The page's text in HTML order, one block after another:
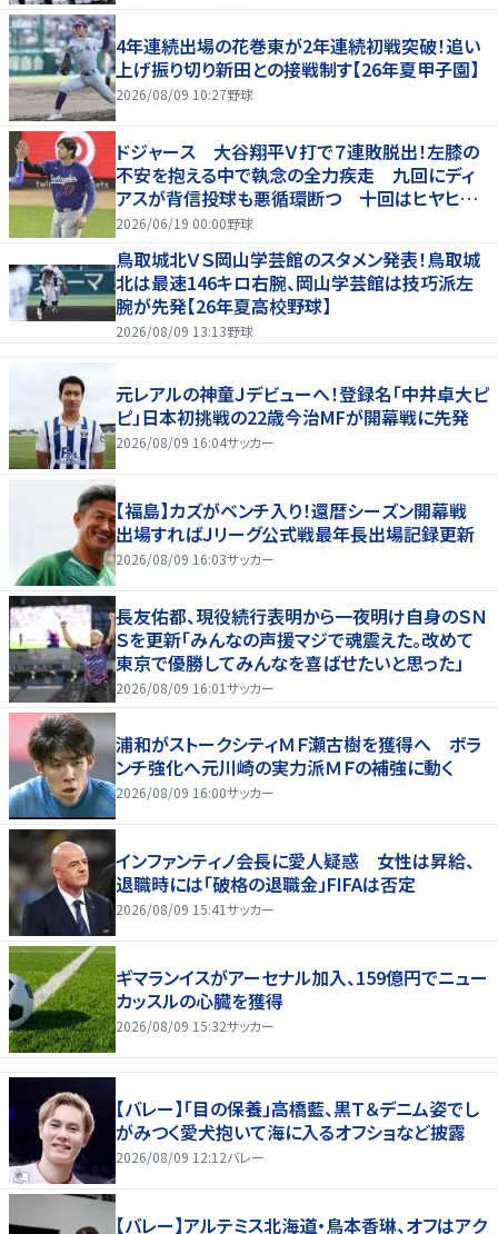
4年連続出場の花巻東が2年連続初戦突破！追い
上げ振り切り新田との接戦制す【26年夏甲子園】
2026/08/09 10:27野球
ドジャース 大谷翔平Ｖ打で７連敗脱出！左膝の
不安を抱える中で執念の全力疾走 九回にディ
アスが背信投球も悪循環断つ 十回はヒヤヒヤ
もリード守る
2026/06/19 00:00野球
鳥取城北ＶＳ岡山学芸館のスタメン発表！鳥取城
北は最速146キロ右腕、岡山学芸館は技巧派左
腕が先発【26年夏高校野球】
2026/08/09 13:13野球
元レアルの神童Ｊデビューへ！登録名「中井卓大ピ
ピ」日本初挑戦の22歳今治MFが開幕戦に先発
2026/08/09 16:04サッカー
【福島】カズがベンチ入り！還暦シーズン開幕戦
出場すればＪリーグ公式戦最年長出場記録更新
2026/08/09 16:03サッカー
長友佑都、現役続行表明から一夜明け自身のＳＮ
Ｓを更新「みんなの声援マジで魂震えた。改めて
東京で優勝してみんなを喜ばせたいと思った」
2026/08/09 16:01サッカー
浦和がストークシティＭＦ瀬古樹を獲得へ ボラ
ンチ強化へ元川崎の実力派ＭＦの補強に動く
2026/08/09 16:00サッカー
インファンティノ会長に愛人疑惑 女性は昇給、
退職時には「破格の退職金」FIFAは否定
2026/08/09 15:41サッカー
ギマランイスがアーセナル加入、159億円でニュー
カッスルの心臓を獲得
2026/08/09 15:32サッカー
【バレー】「目の保養」高橋藍、黒Ｔ＆デニム姿でし
がみつく愛犬抱いて海に入るオフショなど披露
2026/08/09 12:12バレー
【バレー】アルテミス北海道・鳥本香琳、オフはアク